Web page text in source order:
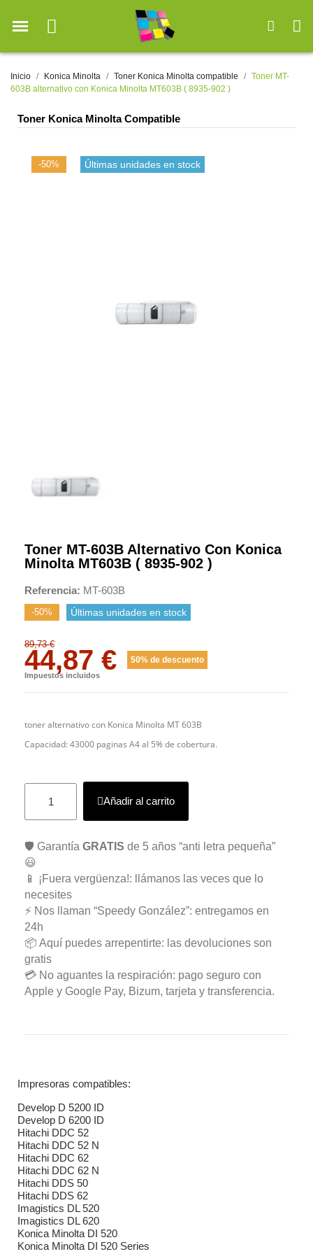
Inicio Konica Minolta Toner Konica Minolta compatible
Toner MT-
603B alternativo con Konica Minolta MT603B ( 8935-902 )
Toner Konica Minolta Compatible
-50% Últimas unidades en stock
Toner MT-603B Alternativo Con Konica
Minolta MT603B ( 8935-902 )
Referencia MT-603B
-50% Últimas unidades en stock
89,73 €
44,87 € 50% de descuento
Impuestos incluidos
toner alternativo con Konica Minolta MT 603B
Capacidad: 43000 paginas A4 al 5% de cobertura.
Añadir al carrito
🛡️ Garantía GRATIS de 5 años “anti letra pequeña”
😃
📱 ¡Fuera vergüenza!: llámanos las veces que lo
necesites
⚡ Nos llaman “Speedy González”: entregamos en
24h
📦 Aquí puedes arrepentirte: las devoluciones son
gratis
💳 No aguantes la respiración: pago seguro con
Apple y Google Pay, Bizum, tarjeta y transferencia.
Impresoras compatibles:
Develop D 5200 ID
Develop D 6200 ID
Hitachi DDC 52
Hitachi DDC 52 N
Hitachi DDC 62
Hitachi DDC 62 N
Hitachi DDS 50
Hitachi DDS 62
Imagistics DL 520
Imagistics DL 620
Konica Minolta DI 520
Konica Minolta DI 520 Series